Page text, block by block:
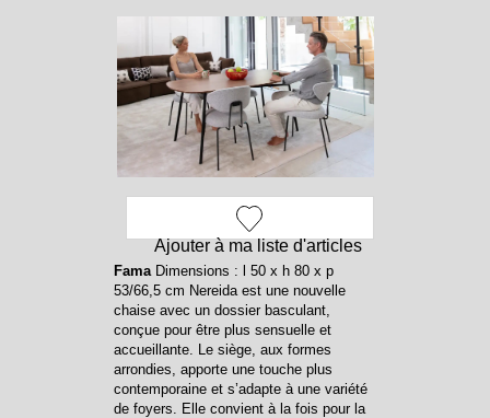
Ajouter à ma liste d'articles
FamaDimensions : l 50 x h 80 x p
53/66,5 cm Nereida est une nouvelle
chaise avec un dossier basculant,
conçue pour être plus sensuelle et
accueillante. Le siège, aux formes
arrondies, apporte une touche plus
contemporaine et s’adapte à une variété
de foyers. Elle convient à la fois pour la